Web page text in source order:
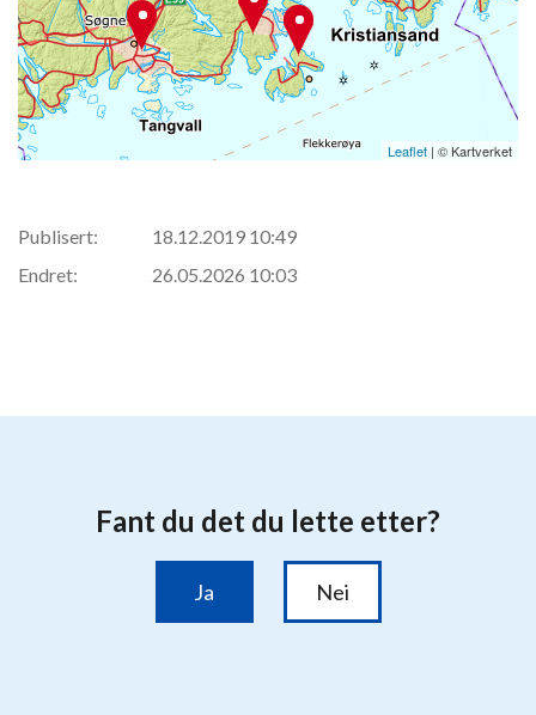
Leaflet | © Kartverket
Publisert:
18.12.2019 10:49
Endret:
26.05.2026 10:03